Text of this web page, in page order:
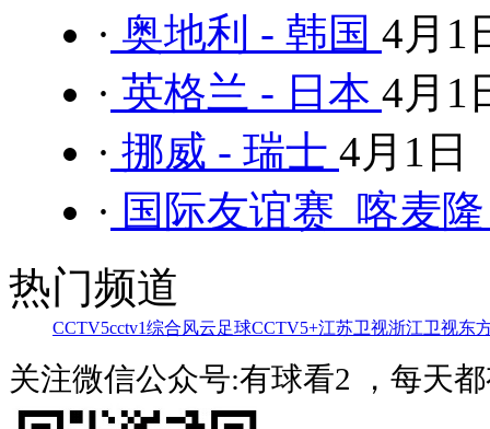
· 奥地利 - 韩国 4月1
· 英格兰 - 日本 4月1
· 挪威 - 瑞士 4月1日
· 国际友谊赛 喀麦
热门频道
CCTV5cctv1综合风云足球CCTV5+江苏卫视浙江卫视东
关注微信公众号:有球看2 ，每天